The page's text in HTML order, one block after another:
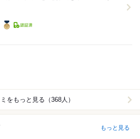
をもっと見る（368人）
もっと見る